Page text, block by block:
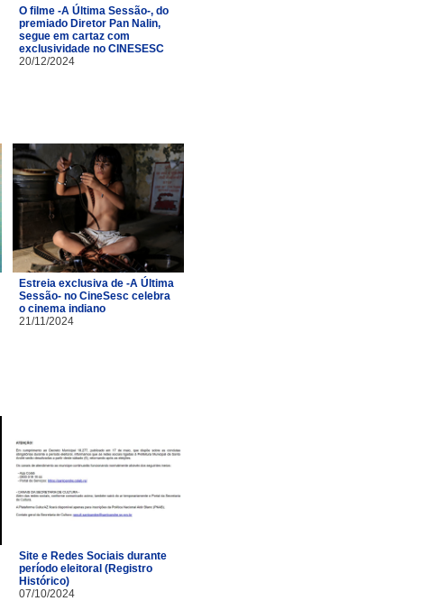
O filme -A Última Sessão-, do
premiado Diretor Pan Nalin,
segue em cartaz com
exclusividade no CINESESC
20/12/2024
Estreia exclusiva de -A Última
Sessão- no CineSesc celebra
o cinema indiano
21/11/2024
Site e Redes Sociais durante
período eleitoral (Registro
Histórico)
07/10/2024